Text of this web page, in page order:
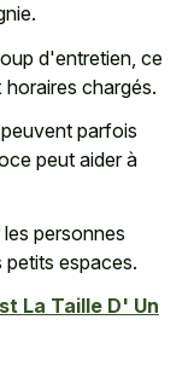
d'entretien, ce
chargés.
parfois
peut aider à
personnes
espaces.
La Taille D' Un